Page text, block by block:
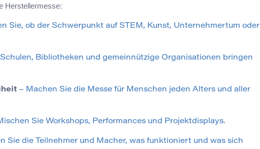
Herstellermesse:
Sie, ob der Schwerpunkt auf STEM, Kunst, Unternehmertum oder
Bibliotheken und gemeinnützige Organisationen bringen
– Machen Sie die Messe für Menschen jeden Alters und aller
Sie Workshops, Performances und Projektdisplays.
Sie die Teilnehmer und Macher, was funktioniert und was sich